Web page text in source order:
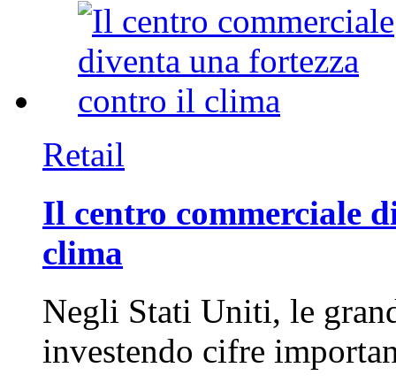
Retail
Il centro commerciale
clima
Negli Stati Uniti, le
investendo cifre